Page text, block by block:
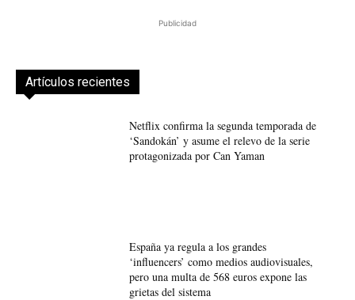
Publicidad
Artículos recientes
Netflix confirma la segunda temporada de
‘Sandokán’ y asume el relevo de la serie
protagonizada por Can Yaman
España ya regula a los grandes
‘influencers’ como medios audiovisuales,
pero una multa de 568 euros expone las
grietas del sistema